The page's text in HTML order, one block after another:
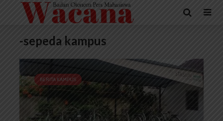
-sepeda kampus
BERITA KAMPUS